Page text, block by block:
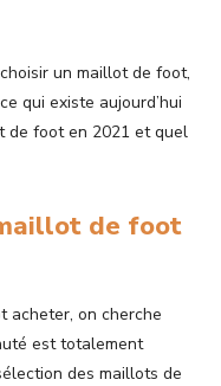
un maillot de foot,
qui existe aujourd’hui
de foot en 2021 et quel
de foot
acheter, on cherche
est totalement
des maillots de